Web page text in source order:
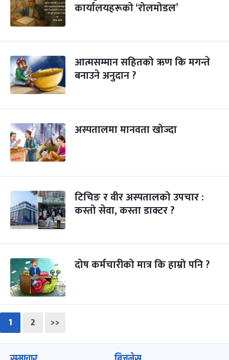
कार्यालयहरूको ‘रोलमोडल’
आत्मसम्मान सहितको ऋण कि मगन्ते
बनाउने अनुदान ?
अस्पतालमा मानवता खोज्दा
टिचिङ र वीर अस्पतालको उपचार :
कस्तो सेवा, कस्ता डाक्टर ?
दोष कर्मचारीको मात्र कि हाम्रो पनि ?
1 2 >>